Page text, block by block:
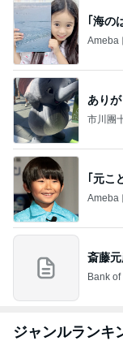
｢海の
Ameba
あり
市川團
｢元こ
Ameba
斎藤
Bank
ジャンルランキ